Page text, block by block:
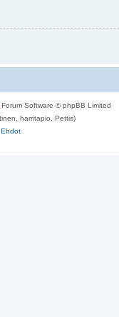
Software © phpBB Limited
harritapio, Pettis)
Ehdot